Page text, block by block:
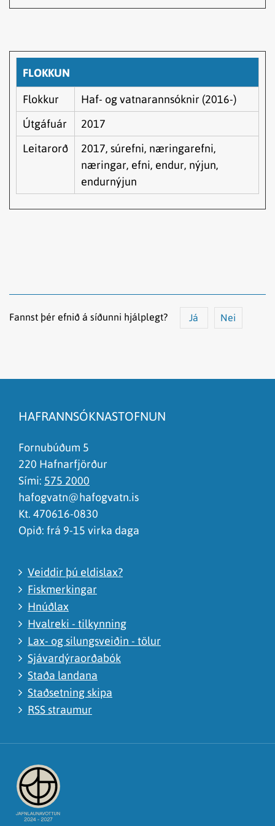
FLOKKUN
Flokkur
Haf- og vatnarannsóknir (2016-)
Útgáfuár
2017
Leitarorð
2017, súrefni, næringarefni,
næringar, efni, endur, nýjun,
endurnýjun
Fannst þér efnið á síðunni hjálplegt? Já Nei
Það er of mikið efni á síðunni
Ég skil ekki efnið, finnst það of flókið
HAFRANNSÓKNASTOFNUN
Fornubúðum 5
220 Hafnarfjörður
Sími: 575 2000
hafogvatn@hafogvatn.is
Kt. 470616-0830
Opið: frá 9-15 virka daga
Veiddir þú eldislax?
Fiskmerkingar
Hnúðlax
Hvalreki - tilkynning
Lax- og silungsveiðin - tölur
Sjávardýraorðabók
Staða landana
Staðsetning skipa
RSS straumur